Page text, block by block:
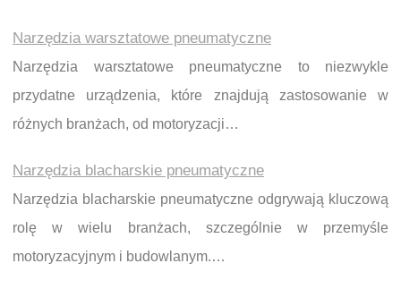
Narzędzia warsztatowe pneumatyczne
Narzędzia warsztatowe pneumatyczne to niezwykle
przydatne urządzenia, które znajdują zastosowanie w
różnych branżach, od motoryzacji…
Narzędzia blacharskie pneumatyczne
Narzędzia blacharskie pneumatyczne odgrywają kluczową
rolę w wielu branżach, szczególnie w przemyśle
motoryzacyjnym i budowlanym.…